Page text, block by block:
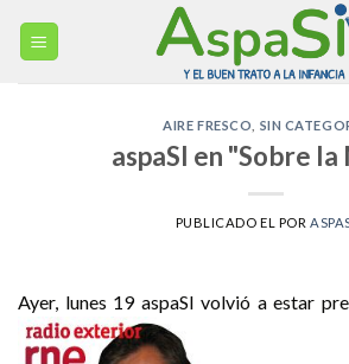
AIRE FRESCO SIN
aspaSI en "Sobre la
PUBLICADO EL POR
Ayer, lunes 19 aspaSI volvió a estar